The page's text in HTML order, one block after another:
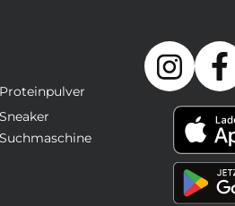
Proteinpulver
Sneaker
Suchmaschine